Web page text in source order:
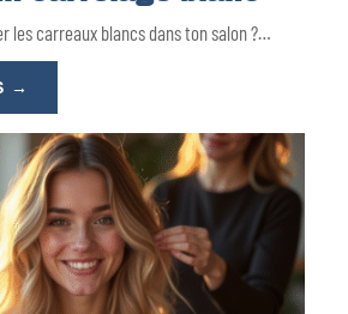
les carreaux blancs dans ton salon ?…